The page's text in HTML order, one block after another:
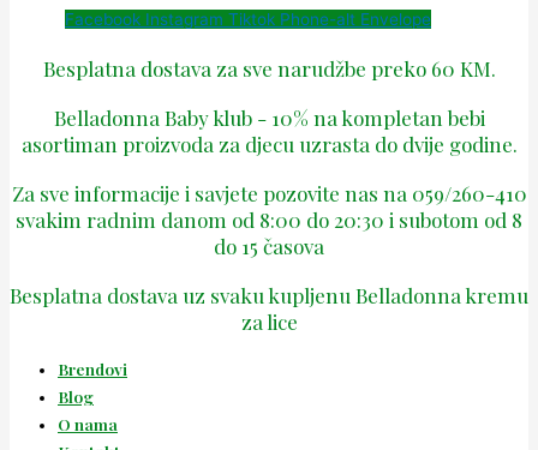
Facebook Instagram Tiktok Phone-alt Envelope
Besplatna dostava za sve narudžbe preko 60 KM.
Belladonna Baby klub - 10% na kompletan bebi
asortiman proizvoda za djecu uzrasta do dvije godine.
Za sve informacije i savjete pozovite nas na 059/260-410
svakim radnim danom od 8:00 do 20:30 i subotom od 8
do 15 časova
Besplatna dostava uz svaku kupljenu Belladonna kremu
za lice
Brendovi
Blog
O nama